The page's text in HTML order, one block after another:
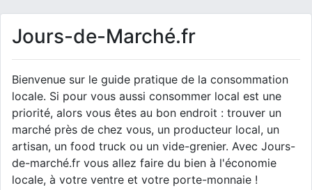
Jours-de-Marché.fr
Bienvenue sur le guide pratique de la consommation
locale. Si pour vous aussi consommer local est une
priorité, alors vous êtes au bon endroit : trouver un
marché près de chez vous, un producteur local, un
artisan, un food truck ou un vide-grenier. Avec Jours-
de-marché.fr vous allez faire du bien à l'économie
locale, à votre ventre et votre porte-monnaie !